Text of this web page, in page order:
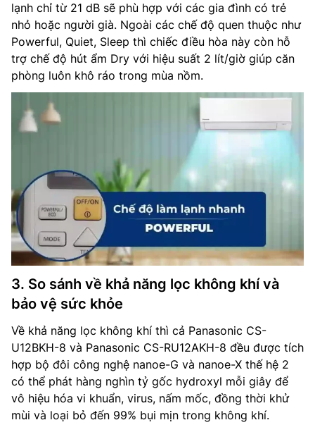
lạnh chỉ từ 21 dB sẽ phù hợp với các gia đình có trẻ
nhỏ hoặc người già. Ngoài các chế độ quen thuộc như
Powerful, Quiet, Sleep thì chiếc điều hòa này còn hỗ
trợ chế độ hút ẩm Dry với hiệu suất 2 lít/giờ giúp căn
phòng luôn khô ráo trong mùa nồm.
3. So sánh về khả năng lọc không khí và
bảo vệ sức khỏe
Về khả năng lọc không khí thì cả Panasonic CS-
U12BKH-8 và Panasonic CS-RU12AKH-8 đều được tích
hợp bộ đôi công nghệ nanoe-G và nanoe-X thế hệ 2
có thể phát hàng nghìn tỷ gốc hydroxyl mỗi giây để
vô hiệu hóa vi khuẩn, virus, nấm mốc, đồng thời khử
mùi và loại bỏ đến 99% bụi mịn trong không khí.